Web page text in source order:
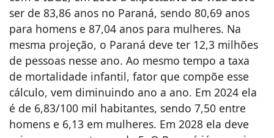
ser de 83,86 anos no Paraná, sendo 80,69 anos
para homens e 87,04 anos para mulheres. Na
mesma projeção, o Paraná deve ter 12,3 milhões
de pessoas nesse ano. Ao mesmo tempo a taxa
de mortalidade infantil, fator que compõe esse
cálculo, vem diminuindo ano a ano. Em 2024 ela
é de 6,83/100 mil habitantes, sendo 7,50 entre
homens e 6,13 em mulheres. Em 2028 ela deve